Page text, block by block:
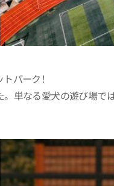
パーク！
単なる愛犬の遊び場で